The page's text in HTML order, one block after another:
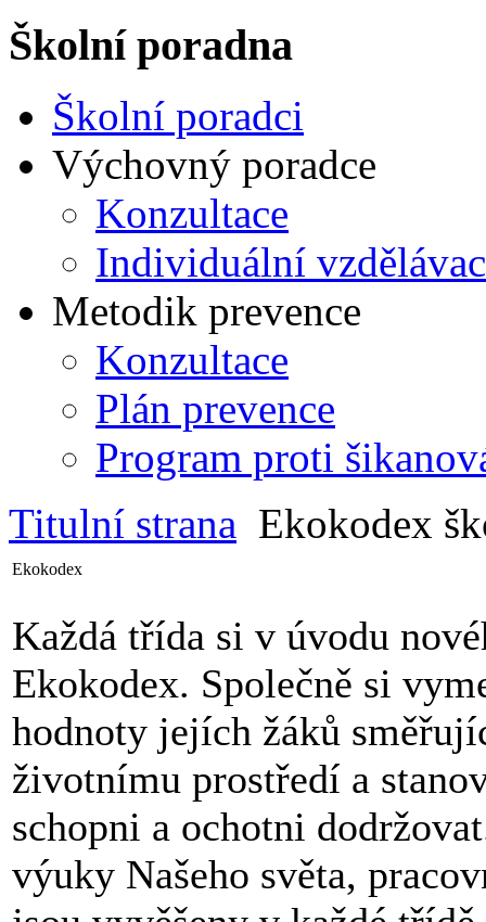
Školní poradna
Školní poradci
Výchovný poradce
Konzultace
Individuální
Metodik prevence
Konzultace
Plán prevence
Program proti
Titulní strana Ekokodex
Ekokodex
Každá třída si v úvodu
Ekokodex. Společně si
hodnoty jejích žáků
životnímu prostředí a
schopni a ochotni
výuky Našeho světa,